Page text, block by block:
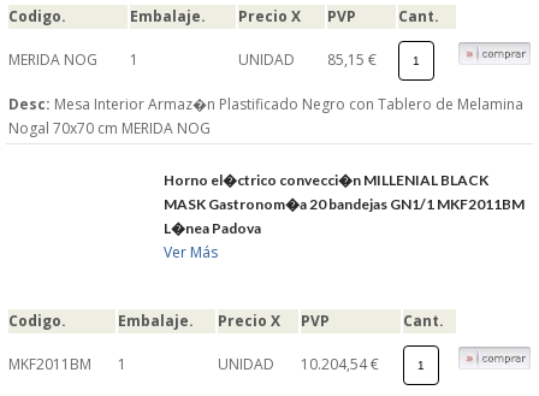
Codigo. Embalaje. Precio X PVP Cant.
MERIDA NOG 1 UNIDAD 85,15 €
Desc: Mesa Interior Armaz�n Plastificado Negro con Tablero de Melamina
Nogal 70x70 cm MERIDA NOG
Horno el�ctrico convecci�n MILLENIAL BLACK
MASK Gastronom�a 20 bandejas GN1/1 MKF2011BM
L�nea Padova
Ver Más
Codigo. Embalaje. Precio X PVP Cant.
MKF2011BM 1 UNIDAD 10.204,54 €